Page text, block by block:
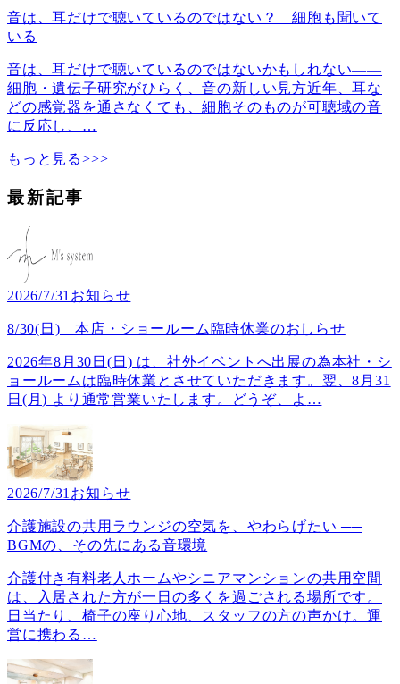
音は、耳だけで聴いているのではない？ 細胞も聞いて
いる
音は、耳だけで聴いているのではないかもしれない――
細胞・遺伝子研究がひらく、音の新しい見方近年、耳な
どの感覚器を通さなくても、細胞そのものが可聴域の音
に反応し、 …
もっと見る>>>
最新記事
2026/7/31 お知らせ
8/30(日) 本店・ショールーム臨時休業のおしらせ
2026年8月30日(日) は、社外イベントへ出展の為本社・シ
ョールームは臨時休業とさせていただきます。翌、8月31
日(月) より通常営業いたします。どうぞ、よ …
2026/7/31 お知らせ
介護施設の共用ラウンジの空気を、やわらげたい ──
BGMの、その先にある音環境
介護付き有料老人ホームやシニアマンションの共用空間
は、入居された方が一日の多くを過ごされる場所です。
日当たり、椅子の座り心地、スタッフの方の声かけ。運
営に携わる …